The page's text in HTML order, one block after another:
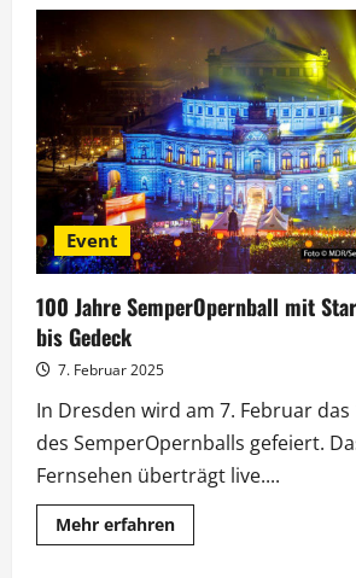
Darts-
bittet
ProSieben
die
Promis
an
die
Scheibe
Event
100 Jahre SemperOpernball mit
bis Gedeck
7. Februar 2025
In Dresden wird am 7. Februar das
des SemperOpernballs gefeiert.
Fernsehen überträgt live....
Mehr erfahrenMehr
Informationen